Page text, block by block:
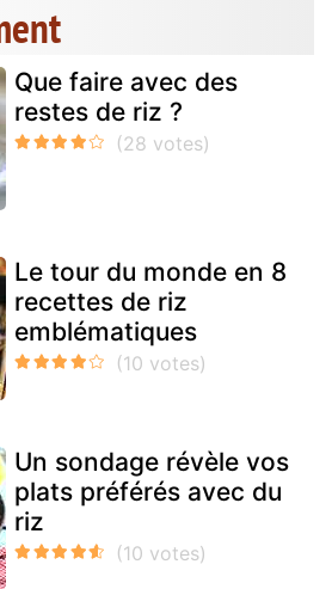
Que faire avec des
restes de riz ?
Le tour du monde en 8
recettes de riz
emblématiques
Un sondage révèle vos
plats préférés avec du
riz